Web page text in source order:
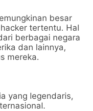
besar
tertentu. Hal
berbagai negara
dan lainnya,
mereka.
yang legendaris,